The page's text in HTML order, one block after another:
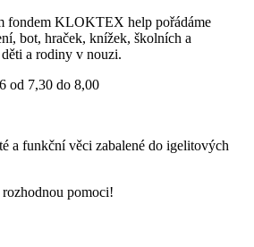
fondem KLOKTEX help pořádáme
bot, hraček, knížek, školních a
a rodiny v nouzi.
od 7,30 do 8,00
a funkční věci zabalené do igelitových
pomoci!